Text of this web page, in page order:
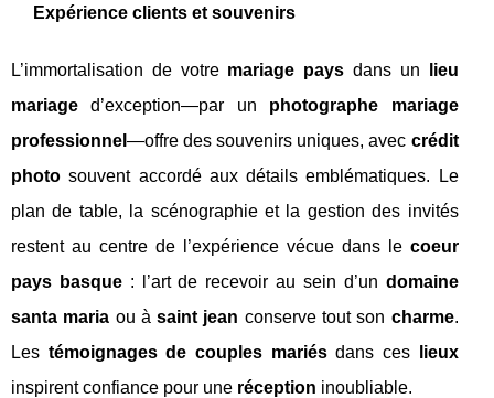
Expérience clients et souvenirs
L’immortalisation de votre mariage pays dans un
lieu
mariage d’exception—par un photographe mariage
professionnel —offre des souvenirs uniques, avec crédit
photo souvent accordé aux détails emblématiques. Le
plan de table, la scénographie et la gestion des invités
restent au centre de l’expérience vécue dans le coeur
pays basque: l’art de recevoir au sein d’un domaine
santa maria ou àsaint jean conserve tout son charme.
Les témoignages de couples mariésdans ces
lieux
inspirent confiance pour une réception inoubliable.